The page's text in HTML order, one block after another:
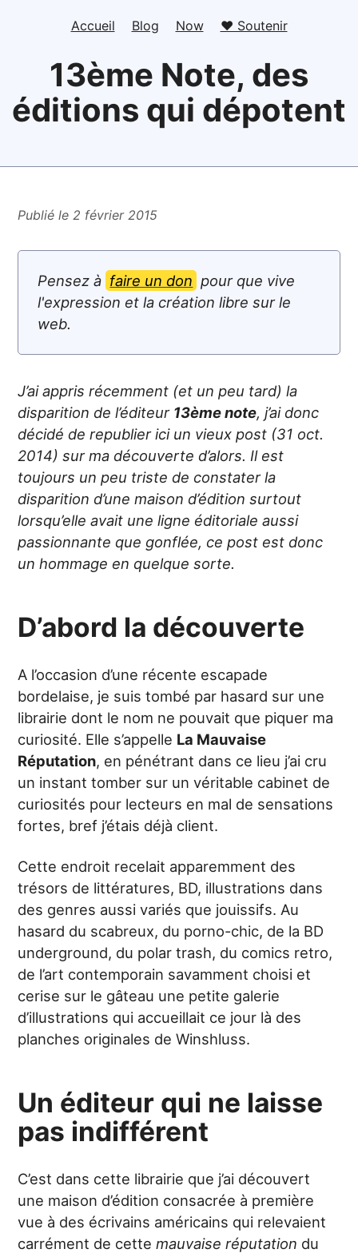
Accueil Blog Now ❤️ Soutenir
13ème Note, des
éditions qui dépotent
Publié le 2 février 2015
Pensez à faire un don pour que vive
l'expression et la création libre sur le
web.
J’ai appris récemment (et un peu tard) la
disparition de l’éditeur 13ème note, j’ai donc
décidé de republier ici un vieux post (31 oct.
2014) sur ma découverte d’alors. Il est
toujours un peu triste de constater la
disparition d’une maison d’édition surtout
lorsqu’elle avait une ligne éditoriale aussi
passionnante que gonflée, ce post est donc
un hommage en quelque sorte.
D’abord la découverte
A l’occasion d’une récente escapade
bordelaise, je suis tombé par hasard sur une
librairie dont le nom ne pouvait que piquer ma
curiosité. Elle s’appelle La Mauvaise
Réputation, en pénétrant dans ce lieu j’ai cru
un instant tomber sur un véritable cabinet de
curiosités pour lecteurs en mal de sensations
fortes, bref j’étais déjà client.
Cette endroit recelait apparemment des
trésors de littératures, BD, illustrations dans
des genres aussi variés que jouissifs. Au
hasard du scabreux, du porno-chic, de la BD
underground, du polar trash, du comics retro,
de l’art contemporain savamment choisi et
cerise sur le gâteau une petite galerie
d’illustrations qui accueillait ce jour là des
planches originales de Winshluss.
Un éditeur qui ne laisse
pas indifférent
C’est dans cette librairie que j’ai découvert
une maison d’édition consacrée à première
vue à des écrivains américains qui relevaient
carrément de cettemauvaise réputation du